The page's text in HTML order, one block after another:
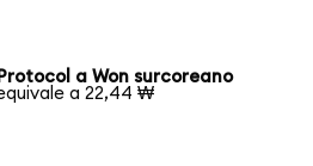
a Won surcoreano
a 22,44 ₩